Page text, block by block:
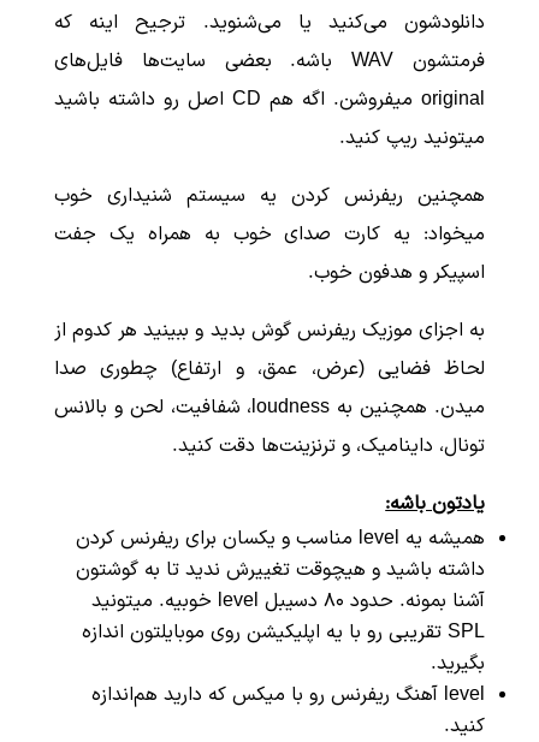
دانلودشون می‌کنید یا می‌شنوید. ترجیح اینه که
فرمتشون WAV باشه. بعضی سایت‌ها فایل‌های
original میفروشن. اگه هم CD اصل رو داشته باشید
میتونید ریپ کنید.
همچنین ریفرنس کردن یه سیستم شنیداری خوب
میخواد: یه کارت صدای خوب به همراه یک جفت
اسپیکر و هدفون خوب.
به اجزای موزیک ریفرنس گوش بدید و ببینید هر کدوم از
لحاظ فضایی (عرض، عمق، و ارتفاع) چطوری صدا
میدن. همچنین به loudness، شفافیت، لحن و بالانس
تونال، داینامیک، و ترنزینت‌ها دقت کنید.
یادتون باشه:
همیشه یه level مناسب و یکسان برای ریفرنس کردن
داشته باشید و هیچوقت تغییرش ندید تا به گوشتون
آشنا بمونه. حدود ۸۰ دسیبل level خوبیه. میتونید
SPL تقریبی رو با یه اپلیکیشن روی موبایلتون اندازه
بگیرید.
level آهنگ ریفرنس رو با میکس که دارید هم‌اندازه
کنید.